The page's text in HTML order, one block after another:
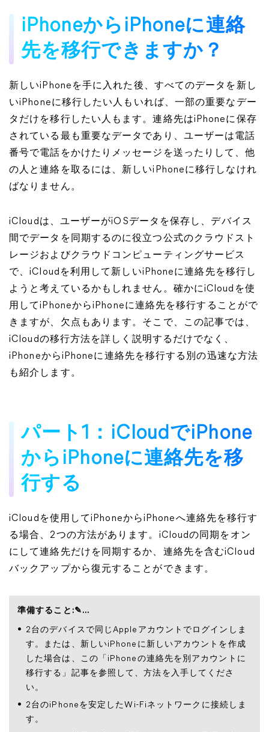
iPhoneからiPhoneに連絡
先を移行できますか？
新しいiPhoneを手に入れた後、すべてのデータを新し
いiPhoneに移行したい人もいれば、一部の重要なデー
タだけを移行したい人もます。連絡先はiPhoneに保存
されている最も重要なデータであり、ユーザーは電話
番号で電話をかけたりメッセージを送ったりして、他
の人と連絡を取るには、新しいiPhoneに移行しなけれ
ばなりません。
iCloudは、ユーザーがiOSデータを保存し、デバイス
間でデータを同期するのに役立つ公式のクラウドスト
レージおよびクラウドコンピューティングサービス
で、iCloudを利用して新しいiPhoneに連絡先を移行し
ようと考えているかもしれません。確かにiCloudを使
用してiPhoneからiPhoneに連絡先を移行することがで
きますが、欠点もあります。そこで、この記事では、
iCloudの移行方法を詳しく説明するだけでなく、
iPhoneからiPhoneに連絡先を移行する別の迅速な方法
も紹介します。
パート1：iCloudでiPhone
からiPhoneに連絡先を移
行する
iCloudを使用してiPhoneからiPhoneへ連絡先を移行す
る場合、2つの方法があります。iCloudの同期をオン
にして連絡先だけを同期するか、連絡先を含むiCloud
バックアップから復元することができます。
準備すること:✎...
2台のデバイスで同じAppleアカウントでログインしま
す。または、新しいiPhoneに新しいアカウントを作成
した場合は、この「iPhoneの連絡先を別アカウントに
移行する」記事を参照して、方法を入手してくださ
い。
2台のiPhoneを安定したWi-Fiネットワークに接続しま
す。